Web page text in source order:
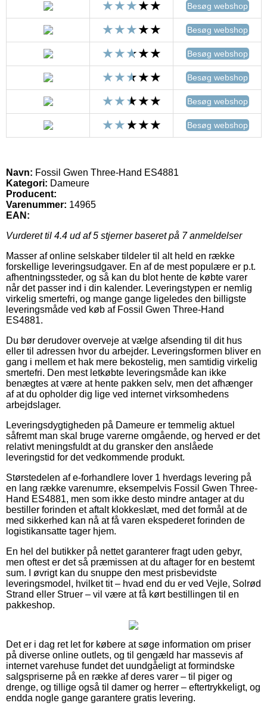
Besøg webshop
Besøg webshop
Besøg webshop
Besøg webshop
Besøg webshop
Besøg webshop
Navn: Fossil Gwen Three-Hand ES4881
Kategori: Dameure
Producent:
Varenummer: 14965
EAN:
Vurderet til 4.4 ud af 5 stjerner baseret på 7anmeldelser
Masser af online selskaber tildeler til alt held en række
forskellige leveringsudgaver. En af de mest populære er p.t.
afhentningssteder, og så kan du blot hente de købte varer
når det passer ind i din kalender. Leveringstypen er nemlig
virkelig smertefri, og mange gange ligeledes den billigste
leveringsmåde ved køb af Fossil Gwen Three-Hand
ES4881.
Du bør derudover overveje at vælge afsending til dit hus
eller til adressen hvor du arbejder. Leveringsformen bliver en
gang i mellem et hak mere bekostelig, men samtidig virkelig
smertefri. Den mest letkøbte leveringsmåde kan ikke
benægtes at være at hente pakken selv, men det afhænger
af at du opholder dig lige ved internet virksomhedens
arbejdslager.
Leveringsdygtigheden på Dameure er temmelig aktuel
såfremt man skal bruge varerne omgående, og herved er det
relativt meningsfuldt at du gransker den anslåede
leveringstid for det vedkommende produkt.
Størstedelen af e-forhandlere lover 1 hverdags levering på
en lang række varenumre, eksempelvis Fossil Gwen Three-
Hand ES4881, men som ikke desto mindre antager at du
bestiller forinden et aftalt klokkeslæt, med det formål at de
med sikkerhed kan nå at få varen ekspederet forinden de
logistikansatte tager hjem.
En hel del butikker på nettet garanterer fragt uden gebyr,
men oftest er det så præmissen at du aftager for en bestemt
sum. I øvrigt kan du snuppe den mest prisbevidste
leveringsmodel, hvilket tit – hvad end du er ved Vejle, Solrød
Strand eller Struer – vil være at få kørt bestillingen til en
pakkeshop.
Det er i dag ret let for købere at søge information om priser
på diverse online outlets, og til gengæld har massevis af
internet varehuse fundet det uundgåeligt at formindske
salgspriserne på en række af deres varer – til piger og
drenge, og tillige også til damer og herrer – eftertrykkeligt, og
endda nogle gange garantere gratis levering.